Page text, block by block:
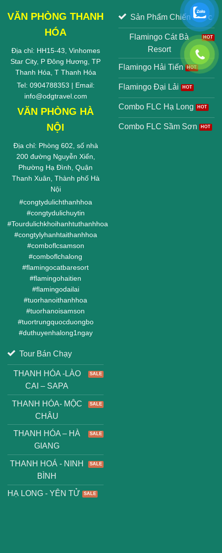
VĂN PHÒNG THANH
HÓA
Địa chỉ: HH15-43, Vinhomes
Star City, P Đông Hương, TP
Thanh Hóa, T Thanh Hóa
Tel: 0904788353 | Email:
info@odgtravel.com
VĂN PHÒNG HÀ
NỘI
Địa chỉ: Phòng 602, số nhà
200 đường Nguyễn Xiển,
Phường Hạ Đình, Quận
Thanh Xuân, Thành phố Hà
Nội
#congtydulichthanhhoa
#congtydulichuytin
#Tourdulichkhoihanhtuthanhhoa
#congtylyhanhtaithanhhoa
#comboflcsamson
#comboflchalong
#flamingocatbaresort
#flamingohaitien
#flamingodailai
#tuorhanoithanhhoa
#tuorhanoisamson
#tuortrungquocduongbo
#duthuyenhalong1ngay
Sản Phẩm Chiến Lược
Flamingo Cát Bà
Resort
Flamingo Hải Tiến
Flamingo Đại Lải
Combo FLC Hạ Long
Combo FLC Sầm Sơn
Tour Bán Chạy
THANH HÓA -LÀO
CAI – SAPA
THANH HÓA- MỘC
CHÂU
THANH HÓA – HÀ
GIANG
THANH HOÁ - NINH
BÌNH
HẠ LONG - YÊN TỬ